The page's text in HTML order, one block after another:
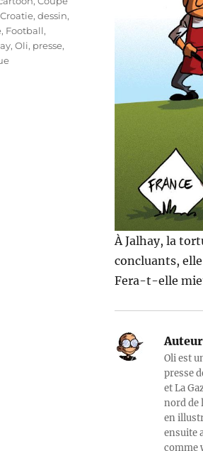
À Jalhay, la
concluants,
Fera-t-elle
Oli est
presse
et La
nord de
en
ensuite
comme
Croatie,dessin,
, Football,
,Oli, presse,